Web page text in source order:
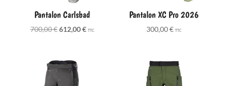
Pantalon Carlsbad
700,00€Le
était :
700,00 €.
612,00€Le
TTC
Pantalon XC Pro 2026
300,00€ TTC